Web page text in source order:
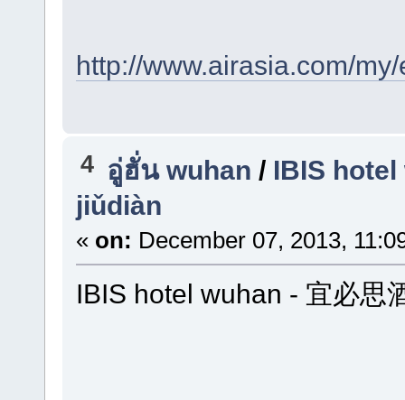
http://www.airasia.com/
4 อู่ฮั่น wuhan / IBIS hotel
jiǔdiàn
« on: December 07, 2013,
IBIS hotel wuhan - 宜必思